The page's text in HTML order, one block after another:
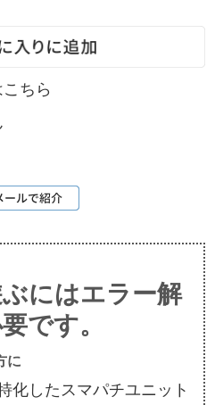
ちら
にはエラー解
です。
に
化したスマパチユニット